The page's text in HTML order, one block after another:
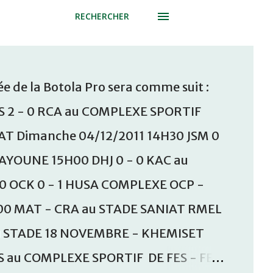
RECHERCHER
de la Botola Pro sera comme suit :
- 0 RCA au COMPLEXE SPORTIF
Dimanche 04/12/2011 14H30 JSM 0
15H00 DHJ 0 - 0 KAC au
OCK 0 - 1 HUSA COMPLEXE OCP -
MAT - CRA au STADE SANIAT RMEL
18 NOVEMBRE - KHEMISET
COMPLEXE SPORTIF DE FES - FES